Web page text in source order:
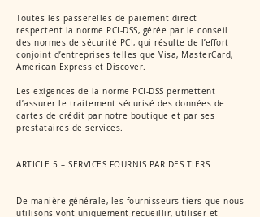
Toutes les passerelles de paiement direct
respectent la norme PCI-DSS, gérée par le conseil
des normes de sécurité PCI, qui résulte de l’effort
conjoint d’entreprises telles que Visa, MasterCard,
American Express et Discover.
Les exigences de la norme PCI-DSS permettent
d’assurer le traitement sécurisé des données de
cartes de crédit par notre boutique et par ses
prestataires de services.
ARTICLE 5 – SERVICES FOURNIS PAR DES TIERS
De manière générale, les fournisseurs tiers que nous
utilisons vont uniquement recueillir, utiliser et